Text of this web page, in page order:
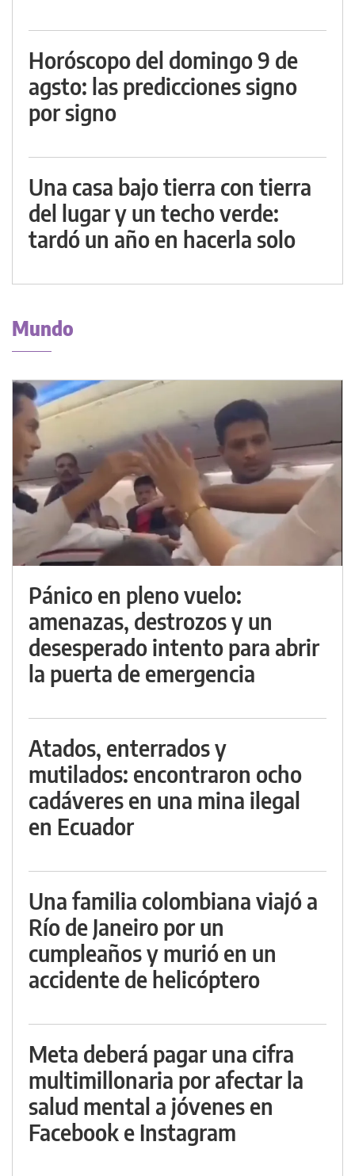
Horóscopo del domingo 9 de
agsto: las predicciones signo
por signo
Una casa bajo tierra con tierra
del lugar y un techo verde:
tardó un año en hacerla solo
Mundo
Pánico en pleno vuelo:
amenazas, destrozos y un
desesperado intento para abrir
la puerta de emergencia
Atados, enterrados y
mutilados: encontraron ocho
cadáveres en una mina ilegal
en Ecuador
Una familia colombiana viajó a
Río de Janeiro por un
cumpleaños y murió en un
accidente de helicóptero
Meta deberá pagar una cifra
multimillonaria por afectar la
salud mental a jóvenes en
Facebook e Instagram